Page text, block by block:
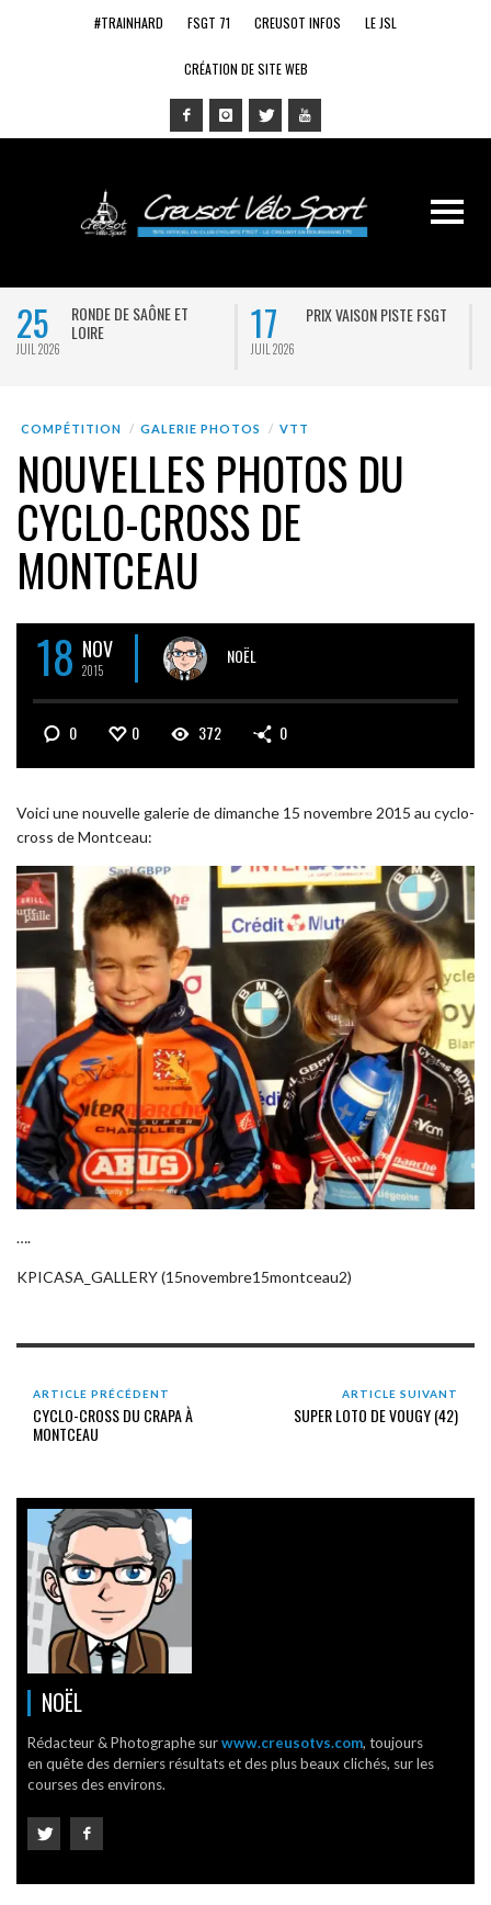
#TRAINHARD FSGT 71 CREUSOT INFOS LE JSL
CRÉATION DE SITE WEB
25
JUIL 2026
RONDE DE SAÔNE ET
LOIRE
17
JUIL 2026
PRIX VAISON PISTE FSGT
COMPÉTITION GALERIE PHOTOS VTT
NOUVELLES PHOTOS DU
CYCLO-CROSS DE
MONTCEAU
18 NOV
2015
NOËL
0 0 372 0
Voici une nouvelle galerie de dimanche 15 novembre 2015 au cyclo-
cross de Montceau:
….
KPICASA_GALLERY (15novembre15montceau2)
ARTICLE PRÉCÉDENT
CYCLO-CROSS DU CRAPA À
MONTCEAU
ARTICLE SUIVANT
SUPER LOTO DE VOUGY (42)
NOËL
Rédacteur & Photographe surwww.creusotvs.com, toujours
en quête des derniers résultats et des plus beaux clichés, sur les
courses des environs.